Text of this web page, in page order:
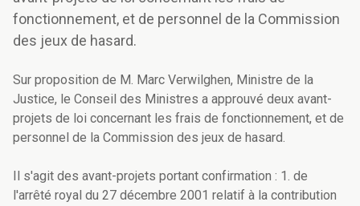
fonctionnement, et de personnel de la Commission
des jeux de hasard.
Sur proposition de M. Marc Verwilghen, Ministre de la
Justice, le Conseil des Ministres a approuvé deux avant-
projets de loi concernant les frais de fonctionnement, et de
personnel de la Commission des jeux de hasard.
Il s'agit des avant-projets portant confirmation : 1. de
l'arrêté royal du 27 décembre 2001 relatif à la contribution